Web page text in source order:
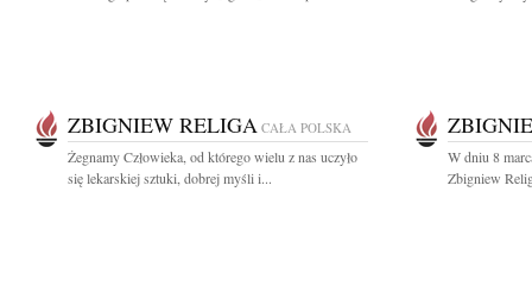
ZBIGNIEW RELIGA CAŁA POLSKA
Żegnamy Człowieka, od którego wielu z nas uczyło
się lekarskiej sztuki, dobrej myśli i...
W dniu 8
Zbigniew